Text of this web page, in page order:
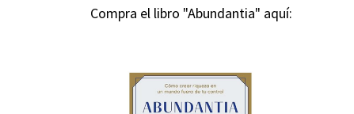
Compra el libro "Abundantia" aquí: